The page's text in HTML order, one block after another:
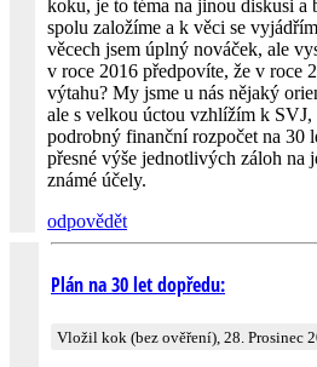
koku, je to téma na jinou diskusi a
spolu založíme a k věci se
věcech jsem úplný nováček, ale
v roce 2016 předpovíte, že v roce
výtahu? My jsme u nás nějaký
ale s velkou úctou vzhlížím k
podrobný finanční rozpočet na 30
přesné výše jednotlivých záloh na
známé účely.
odpovědět
Plán na 30 let dopředu:
Vložil kok (bez ověření), 28. Prosinec